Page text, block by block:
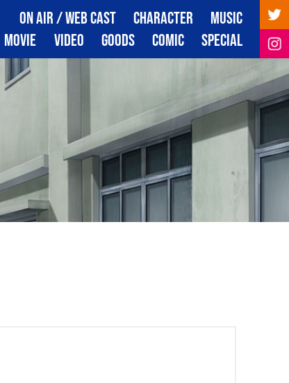
ON AIR / WEB CAST
放送・配信情報
CHARACTER
キャラクター
MUSIC
音楽
MOVIE
映像
VIDEO
映像商品
GOODS
グッズ
COMIC
コミック
SPECIAL
スペシャル